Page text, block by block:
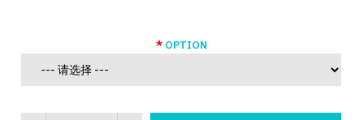
OPTION